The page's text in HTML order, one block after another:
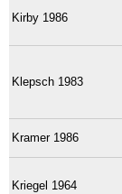
Kirby 1986
Klepsch 1983
Kramer 1986
Kriegel 1964